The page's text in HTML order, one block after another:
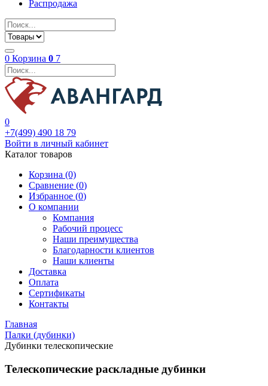
Распродажа
0 Корзина 0 7
0
+7(499) 490 18 79
Войти в личный кабинет
Каталог товаров
Корзина (0)
Сравнение (0)
Избранное (0)
О компании
Компания
Рабочий процесс
Наши преимущества
Благодарности клиентов
Наши клиенты
Доставка
Оплата
Сертификаты
Контакты
Главная
Палки (дубинки)
Дубинки телескопические
Телескопические раскладные дубинки